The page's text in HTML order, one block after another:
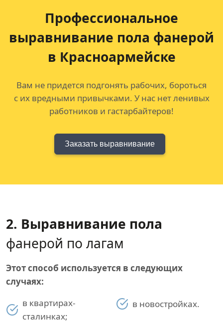
Профессиональное
выравнивание пола фанерой
в Красноармейске
Вам не придется подгонять рабочих, бороться
с их вредными привычками. У нас нет ленивых
работников и гастарбайтеров!
Заказать выравнивание
2. Выравнивание пола
фанерой по лагам
Этот способ используется в следующих
случаях:
в квартирах-
сталинках;
в новостройках.